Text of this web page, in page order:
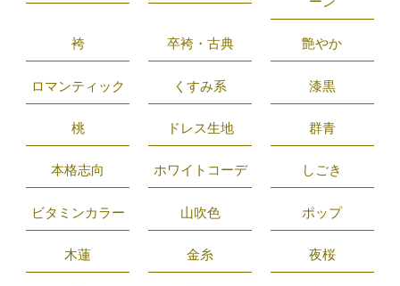
袴 卒袴・古典 艶やか
ロマンティック くすみ系 漆黒
桃 ドレス生地 群青
本格志向 ホワイトコーデ しごき
ビタミンカラー 山吹色 ポップ
木蓮 金糸 夜桜